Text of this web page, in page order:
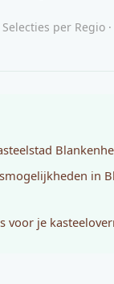
per Regio ·
in
voor je